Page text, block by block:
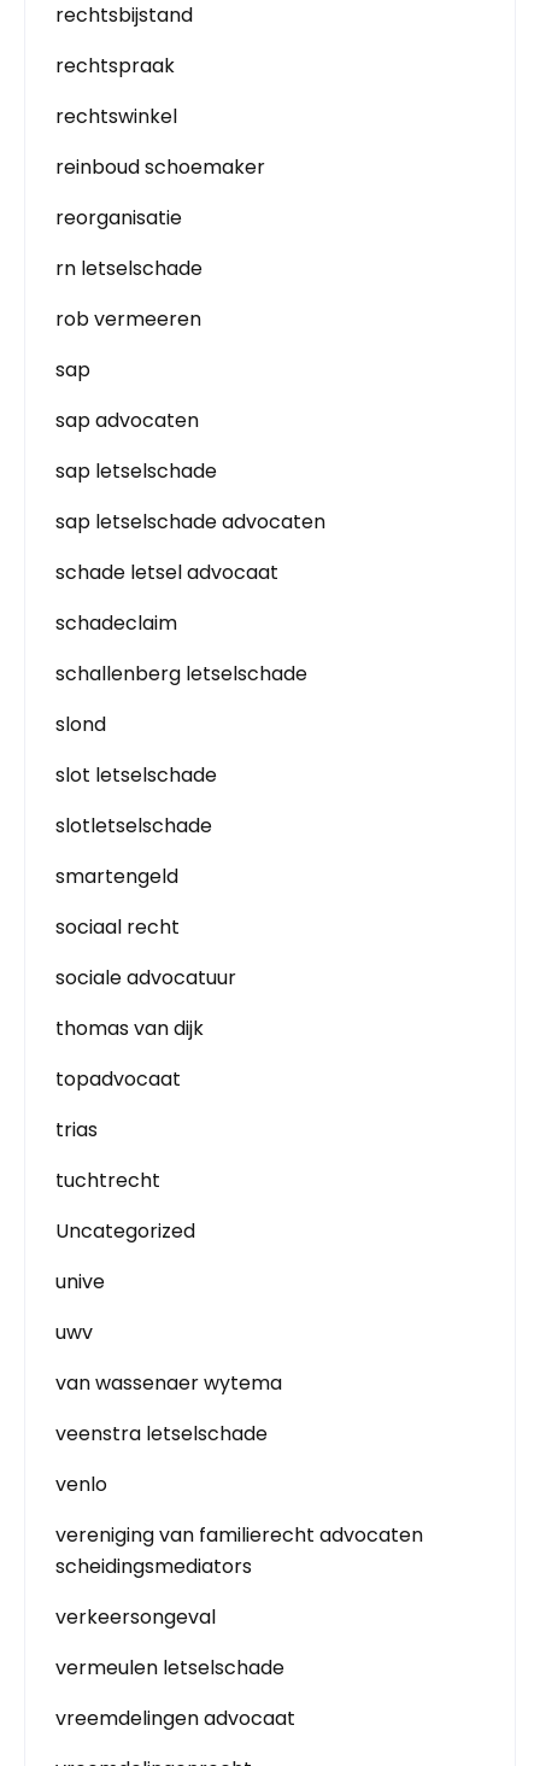
rechtsbijstand
rechtspraak
rechtswinkel
reinboud schoemaker
reorganisatie
rn letselschade
rob vermeeren
sap
sap advocaten
sap letselschade
sap letselschade advocaten
schade letsel advocaat
schadeclaim
schallenberg letselschade
slond
slot letselschade
slotletselschade
smartengeld
sociaal recht
sociale advocatuur
thomas van dijk
topadvocaat
trias
tuchtrecht
Uncategorized
unive
uwv
van wassenaer wytema
veenstra letselschade
venlo
vereniging van familierecht advocaten
scheidingsmediators
verkeersongeval
vermeulen letselschade
vreemdelingen advocaat